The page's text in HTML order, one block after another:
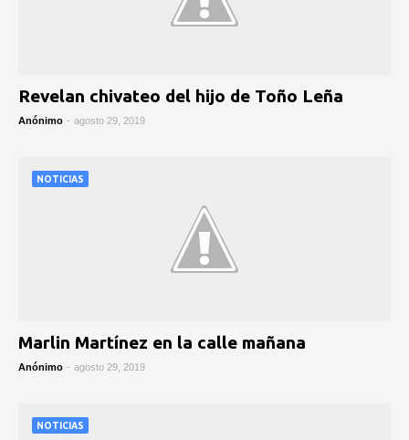
Revelan chivateo del hijo de Toño Leña
Anónimo - agosto 29, 2019
NOTICIAS
Marlin Martínez en la calle mañana
Anónimo - agosto 29, 2019
NOTICIAS